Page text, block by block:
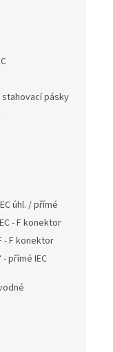
pásky
úhl. / přímé
- F konektor
- F konektor
- přímé IEC